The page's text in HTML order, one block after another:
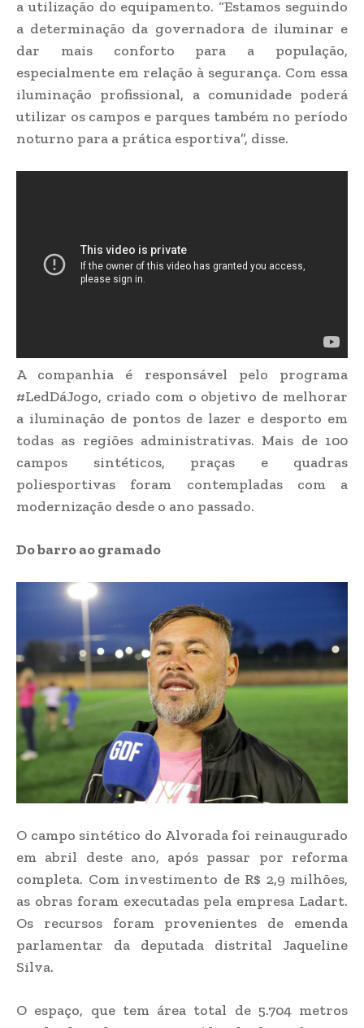
a utilização do equipamento. “Estamos seguindo
a determinação da governadora de iluminar e
dar mais conforto para a população,
especialmente em relação à segurança. Com essa
iluminação profissional, a comunidade poderá
utilizar os campos e parques também no período
noturno para a prática esportiva”, disse.
A companhia é responsável pelo programa
#LedDáJogo, criado com o objetivo de melhorar
a iluminação de pontos de lazer e desporto em
todas as regiões administrativas. Mais de 100
campos sintéticos, praças e quadras
poliesportivas foram contempladas com a
modernização desde o ano passado.
Do barro ao gramado
O campo sintético do Alvorada foi reinaugurado
em abril deste ano, após passar por reforma
completa. Com investimento de R$ 2,9 milhões,
as obras foram executadas pela empresa Ladart.
Os recursos foram provenientes de emenda
parlamentar da deputada distrital Jaqueline
Silva.
O espaço, que tem área total de 5.704 metros